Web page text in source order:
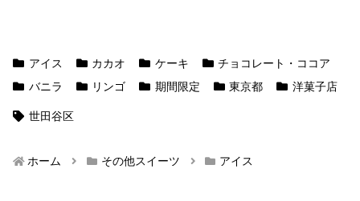
アイス カカオ ケーキ
チョコレート・ココア
バニラ
リンゴ 期間限定 東京都 洋菓子店
世田谷区
ホーム その他スイーツ アイス